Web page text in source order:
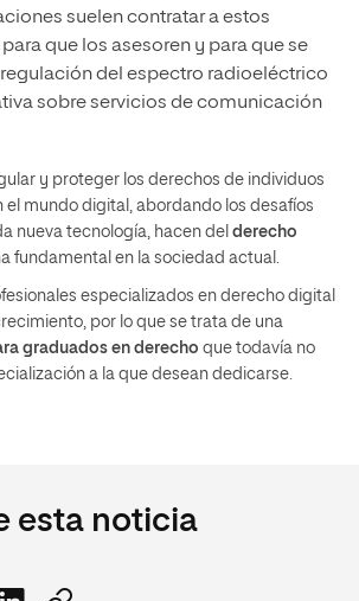
suelen contratar a estos
que los asesoren y para que se
del espectro radioeléctrico
sobre servicios de comunicación
y proteger los derechos de individuos
el mundo digital, abordando los desafíos
nueva tecnología, hacen del derecho
fundamental en la sociedad actual.
especializados en derecho digital
por lo que se trata de una
graduados en derecho que todavía no
a la que desean dedicarse.
esta noticia